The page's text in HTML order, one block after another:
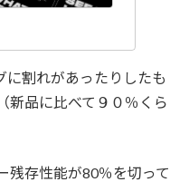
に割れがあったりしたも
新品に比べて９０％くら
残存性能が80％を切って